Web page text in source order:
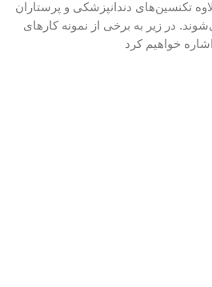
تکنسین‌های دندانپزشکی و پرستاران
در زیر به برخی از نمونه کارهای
خواهیم کرد